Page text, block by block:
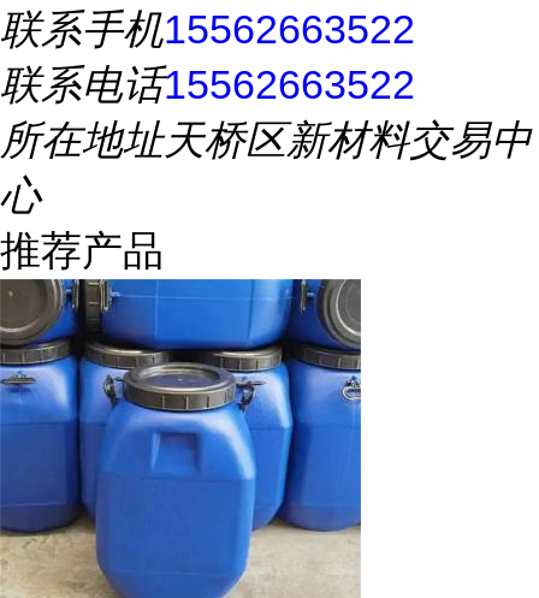
联系手机15562663522
联系电话15562663522
所在地址天桥区新材料交易中
心
推荐产品